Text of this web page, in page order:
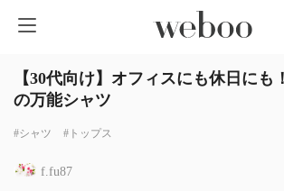
【30代向け】オフィスにも休日にも
の万能シャツ
#シャツ #トップス
f.fu87